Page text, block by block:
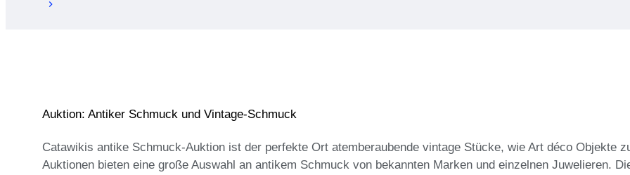
Auktion: Antiker Schmuck und Vintage-Schmuck
Catawikis antike Schmuck-Auktion ist der perfekte Ort atemberaubende vintage Stücke, wie Art déco Objekte
Auktionen bieten eine große Auswahl an antikem Schmuck von bekannten Marken und einzelnen Juwelieren.